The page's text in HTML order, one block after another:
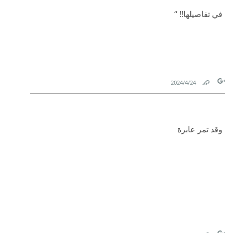
تفاصيلها!! “
Link
24‏/4‏/2024
تمر عابرة